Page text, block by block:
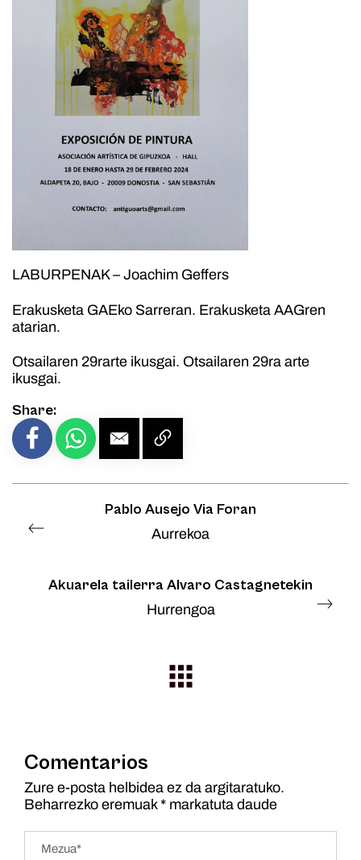
LABURPENAK – Joachim Geffers
Erakusketa GAEko Sarreran. Erakusketa AAGren
atarian.
Otsailaren 29rarte ikusgai. Otsailaren 29ra arte
ikusgai.
Share:
Pablo Ausejo Via Foran
Aurrekoa
Akuarela tailerra Alvaro Castagnetekin
Hurrengoa
Comentarios
Zure e-posta helbidea ez da argitaratuko.
Beharrezko eremuak * markatuta daude